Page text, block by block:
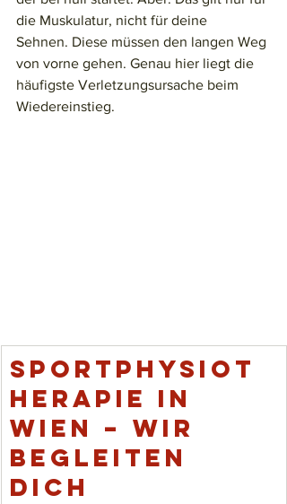
die Muskulatur, nicht für deine
Sehnen. Diese müssen den langen Weg
von vorne gehen. Genau hier liegt die
häufigste Verletzungsursache beim
Wiedereinstieg.
Sportphysiot
herapie in
Wien – wir
begleiten
dich